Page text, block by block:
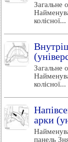
Загальне
колісної...
Загальне
колісної...
арки
панель